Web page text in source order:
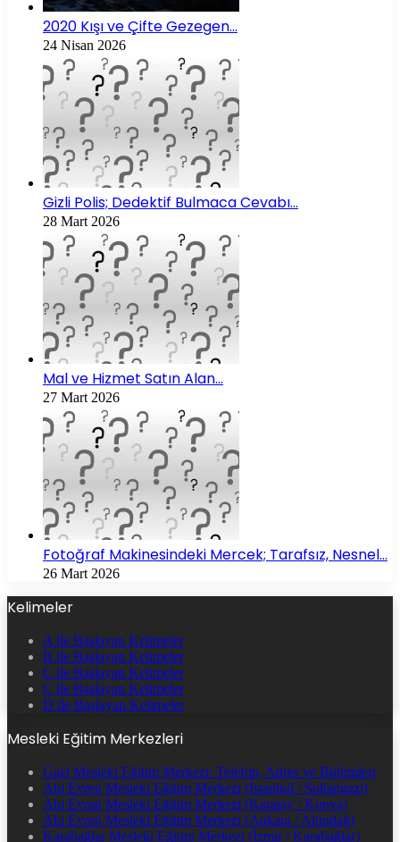
2020 Kışı ve Çifte Gezegen…
24 Nisan 2026
Gizli Polis; Dedektif Bulmaca Cevabı…
28 Mart 2026
Mal ve Hizmet Satın Alan…
27 Mart 2026
Fotoğraf Makinesindeki Mercek; Tarafsız, Nesnel…
26 Mart 2026
Kelimeler
A ile Başlayan Kelimeler
B ile Başlayan Kelimeler
C ile Başlayan Kelimeler
Ç ile Başlayan Kelimeler
D ile Başlayan Kelimeler
Mesleki Eğitim Merkezleri
Gazi Mesleki Eğitim Merkezi: Telefon, Adres ve Bölümleri
Ahi Evren Mesleki Eğitim Merkezi (İstanbul / Sultangazi)
Ahi Evran Mesleki Eğitim Merkezi (Karatay / Konya)
Ahi Evran Mesleki Eğitim Merkezi (Ankara / Altındağ)
Karabağlar Mesleki Eğitim Merkezi (İzmir / Karabağlar)